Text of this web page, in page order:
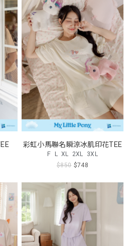
彩虹小馬聯名瞬涼冰肌印花TEE
F L XL 2XL 3XL
$850 $748